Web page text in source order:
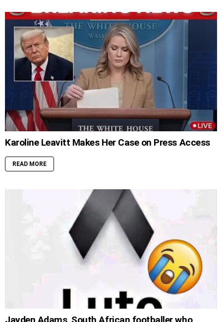
Karoline Leavitt Makes Her Case on Press Access
READ MORE